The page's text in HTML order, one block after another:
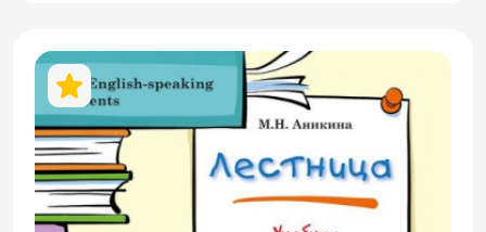
сегодня. Элементарный уровень + (А1+)»,
но также может быть использовано и как
самостоятельное пособие по письму.
Книга адресована широкому кругу
иностранных учащихся, впервые
приступивших к изучению русского
языка.